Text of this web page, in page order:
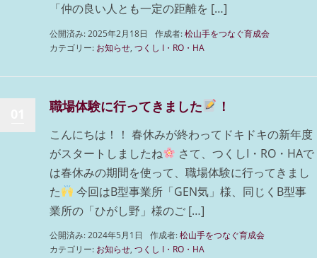
「仲の良い人とも一定の距離を […]
公開済み: 2025年2月18日 作成者:松山手をつなぐ育成会
カテゴリー: お知らせ, つくし I・RO・HA
職場体験に行ってきました ！
こんにちは！！ 春休みが終わってドキドキの新年度
がスタートしましたね
さて、つくしI・RO・HAで
は春休みの期間を使って、職場体験に行ってきまし
た
今回はB型事業所「GEN気」様、同じくB型事
業所の「ひがし野」様のご […]
公開済み: 2024年5月1日 作成者:松山手をつなぐ育成会
カテゴリー: お知らせ, つくし I・RO・HA